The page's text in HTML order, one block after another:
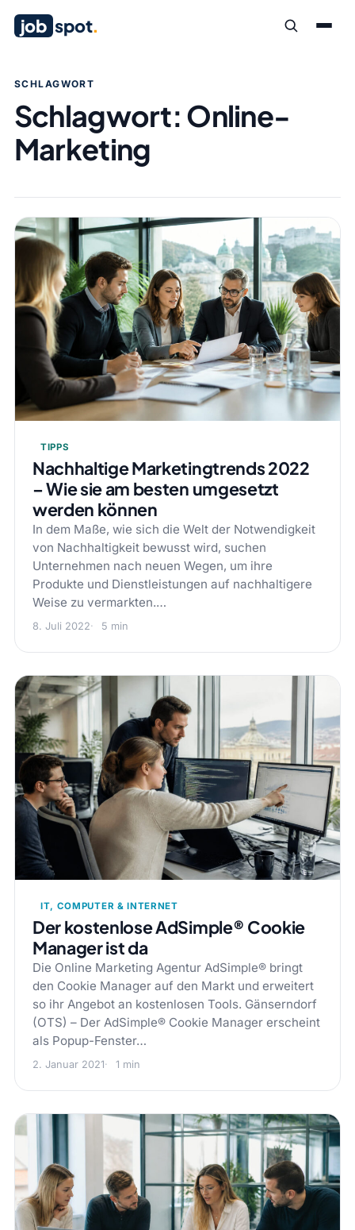
job spot.
SCHLAGWORT
Schlagwort:Online-
Marketing
TIPPS
Nachhaltige Marketingtrends 2022
– Wie sie am besten umgesetzt
werden können
In dem Maße, wie sich die Welt der Notwendigkeit
von Nachhaltigkeit bewusst wird, suchen
Unternehmen nach neuen Wegen, um ihre
Produkte und Dienstleistungen auf nachhaltigere
Weise zu vermarkten.…
8. Juli 2022 5 min
IT, COMPUTER & INTERNET
Der kostenlose AdSimple® Cookie
Manager ist da
Die Online Marketing Agentur AdSimple® bringt
den Cookie Manager auf den Markt und erweitert
so ihr Angebot an kostenlosen Tools. Gänserndorf
(OTS) – Der AdSimple® Cookie Manager erscheint
als Popup-Fenster…
2. Januar 2021 1 min